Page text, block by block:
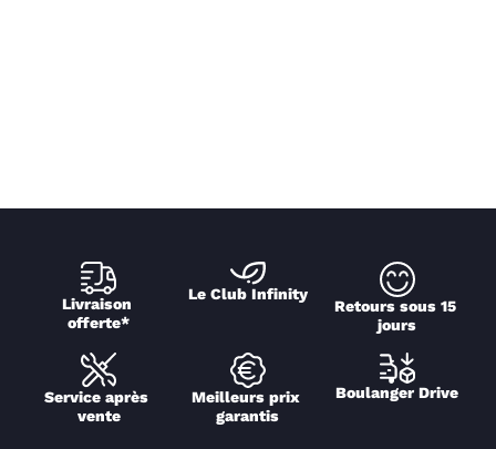
Livraison
offerte*
Le Club Infinity
Retours sous 15
jours
Service après
vente
Meilleurs prix
garantis
Boulanger Drive